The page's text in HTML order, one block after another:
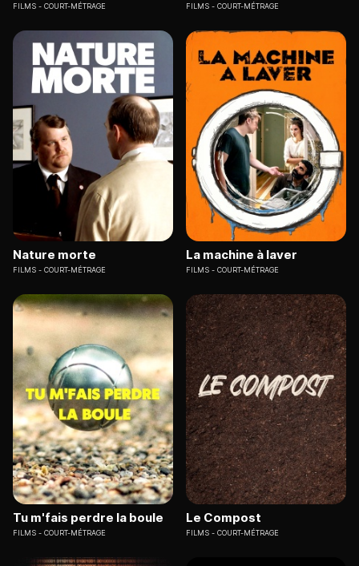
FILMS COURT-MÉTRAGE FILMS COURT-MÉTRAGE
Nature morte
FILMS COURT-MÉTRAGE
La machine à laver
FILMS COURT-MÉTRAGE
Tu m'fais perdre la boule
FILMS COURT-MÉTRAGE
Le Compost
FILMS COURT-MÉTRAGE